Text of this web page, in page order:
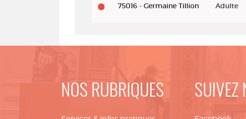
75016 - Germaine Tillion Adulte
NOS RUBRIQUES SUIVEZ